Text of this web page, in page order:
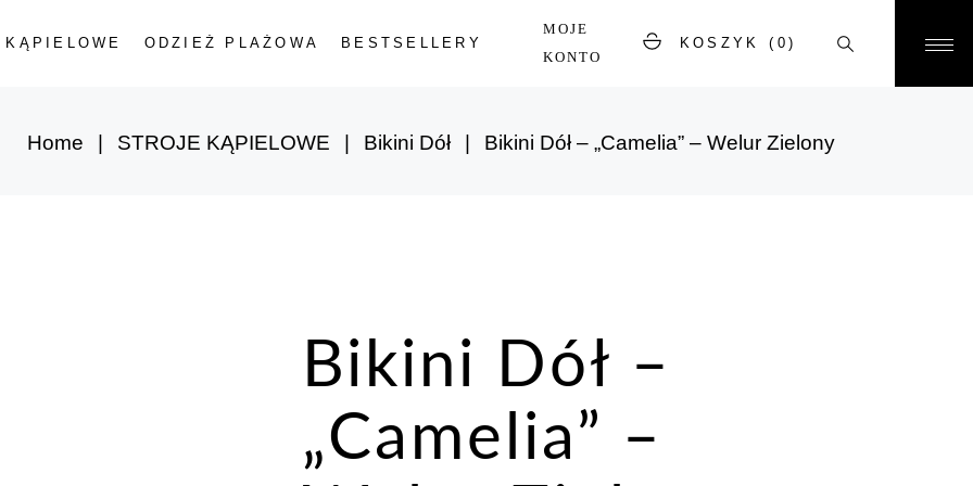
ODZIEŻ PLAŻOWA BESTSELLERY
MOJE
KONTO
KOSZYK (0)
Kostiumy
Bikini Dół
Home STROJE KĄPIELOWE Bikini Dół Bikini Dół – „Camelia” – Welur Zielony
Bikini Dół –
„Camelia” –